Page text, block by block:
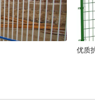
优质